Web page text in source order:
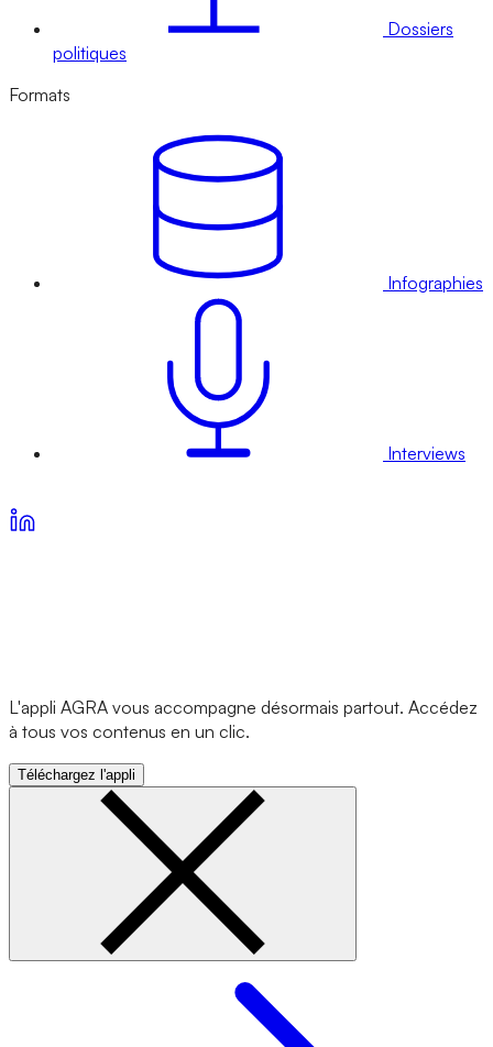
Dossiers
politiques
Formats
Infographies
Interviews
L'appli AGRA vous accompagne désormais partout. Accédez
à tous vos contenus en un clic.
Téléchargez l'appli